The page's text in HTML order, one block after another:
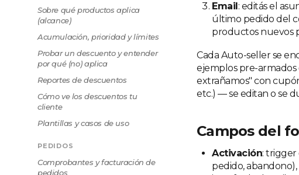
Sobre qué productos aplica
(alcance)
Acumulación, prioridad y límites
Probar un descuento y entender
por qué (no) aplica
Reportes de descuentos
Cómo ve los descuentos tu
cliente
Plantillas y casos de uso
PEDIDOS
Comprobantes y facturación de
pedidos
Email: editás el
último pedido del
productos nuevos
Cada Auto-seller se
ejemplos pre-armados
extrañamos" con
etc.) — se editan o se
Campos del
Activación:
pedido, abandono),